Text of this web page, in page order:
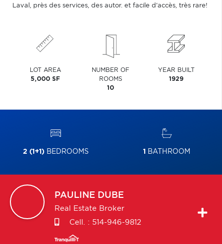
Laval, près des services, des autor. et facile d'accès, très rare!
LOT AREA
5,000 SF
NUMBER OF
ROOMS
10
YEAR BUILT
1929
2 (1+1) BEDROOMS 1 BATHROOM
PAULINE DUBE
Real Estate Broker
Cell. : 514-946-9812